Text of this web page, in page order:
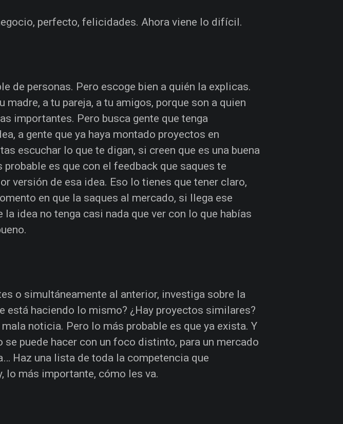
perfecto, felicidades. Ahora viene lo difícil.
de personas. Pero escoge bien a quién la explicas.
madre, a tu pareja, a tu amigos, porque son a quien
importantes. Pero busca gente que tenga
a gente que ya haya montado proyectos en
escuchar lo que te digan, si creen que es una buena
es que con el feedback que saques te
versión de esa idea. Eso lo tienes que tener claro,
en que la saques al mercado, si llega ese
idea no tenga casi nada que ver con lo que habías
o simultáneamente al anterior, investiga sobre la
está haciendo lo mismo? ¿Hay proyectos similares?
noticia. Pero lo más probable es que ya exista. Y
se puede hacer con un foco distinto, para un mercado
Haz una lista de toda la competencia que
lo más importante, cómo les va.